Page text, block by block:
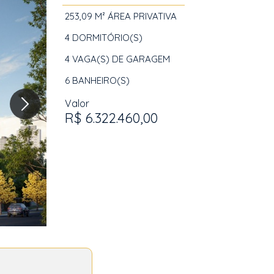
253,09 M² ÁREA PRIVATIVA
4 DORMITÓRIO(S)
4 VAGA(S) DE GARAGEM
6 BANHEIRO(S)
Valor
R$ 6.322.460,00